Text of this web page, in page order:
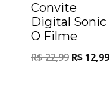
Convite
Digital Sonic
O Filme
R$22,99 R$ 12,99